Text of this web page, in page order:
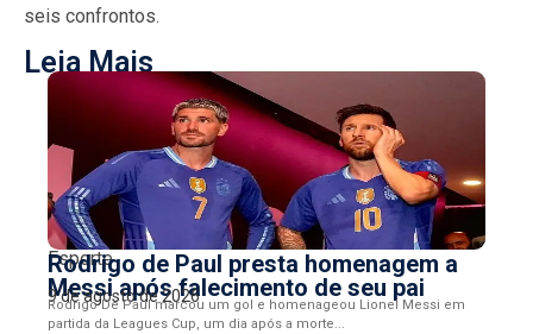
seis confrontos.
Leia Mais
Esporte
Rodrigo de Paul presta homenagem a
Messi após falecimento de seu pai
9 de agosto de 2026
Rodrigo De Paul marcou um gol e homenageou Lionel Messi em
partida da Leagues Cup, um dia após a morte...